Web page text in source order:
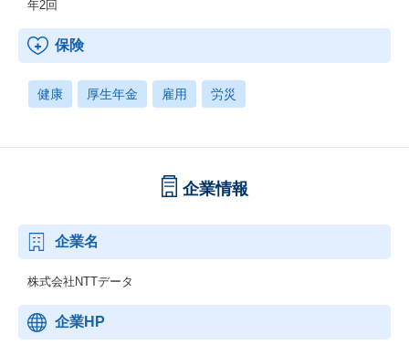
年2回
保険
健康 厚生年金 雇用 労災
企業情報
企業名
株式会社NTTデータ
企業HP